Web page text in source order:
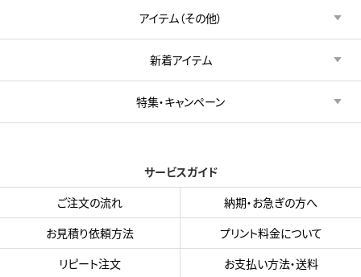
アイテム（その他）
新着アイテム
特集・キャンペーン
サービスガイド
ご注文の流れ
納期・お急ぎの方へ
お見積り依頼方法
プリント料金について
リピート注文
お支払い方法・送料